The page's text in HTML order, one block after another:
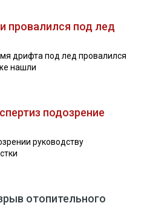
провалился под лед
дрифта под лед провалился
нашли
подозрение
руководству
отопительного